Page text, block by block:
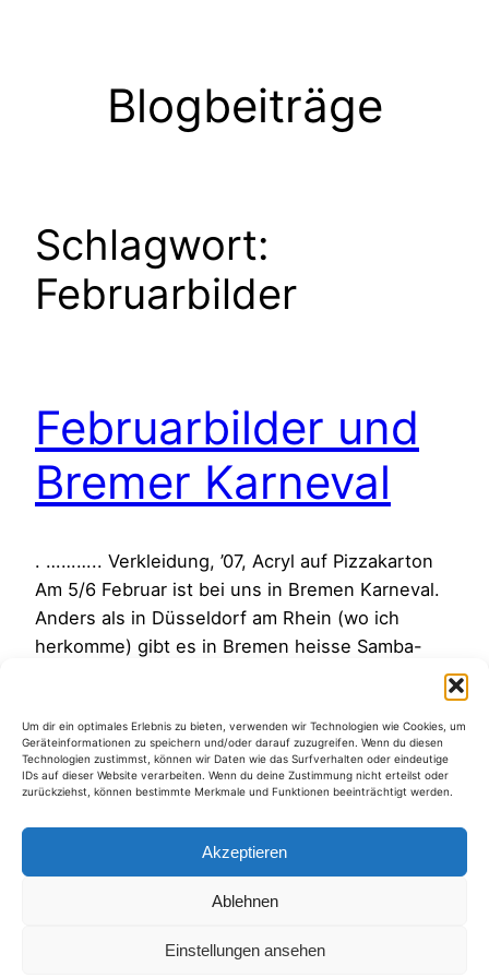
Um dir ein optimales Erlebnis zu bieten, verwenden wir Technologien wie Cookies, um
Geräteinformationen zu speichern und/oder darauf zuzugreifen. Wenn du diesen
Technologien zustimmst, können wir Daten wie das Surfverhalten oder eindeutige
IDs auf dieser Website verarbeiten. Wenn du deine Zustimmung nicht erteilst oder
zurückziehst, können bestimmte Merkmale und Funktionen beeinträchtigt werden.
Akzeptieren
Ablehnen
Einstellungen ansehen
Blogbeiträge
Schlagwort:
Februarbilder
Februarbilder und
Bremer Karneval
. ……….. Verkleidung, ’07, Acryl auf Pizzakarton
Am 5/6 Februar ist bei uns in Bremen Karneval.
Anders als in Düsseldorf am Rhein (wo ich
herkomme) gibt es in Bremen heisse Samba-
und die Stadt vibriert. Mittlerweile hat sich der
Bremer Karneval zum…
1. Februar 2010